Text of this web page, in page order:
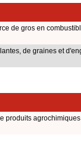
de gros en
de graines et
produits agrochimiques